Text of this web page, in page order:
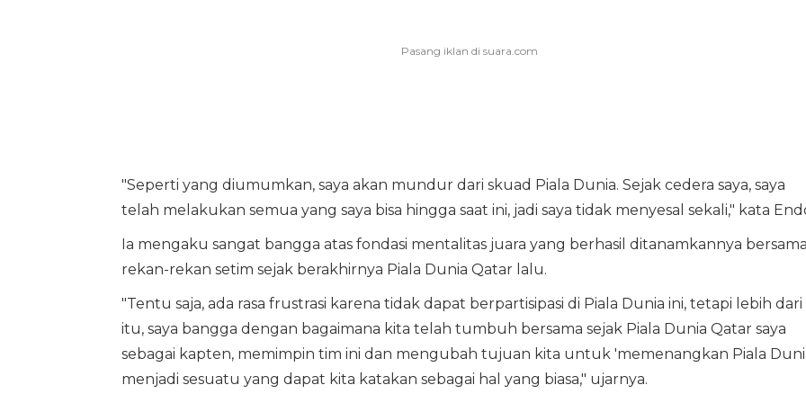
"Seperti yang diumumkan, saya akan mundur dari skuad Piala Dunia. Sejak cedera saya, saya
telah melakukan semua yang saya bisa hingga saat ini, jadi saya tidak menyesal sekali," kata
Ia mengaku sangat bangga atas fondasi mentalitas juara yang berhasil ditanamkannya bersama
rekan-rekan setim sejak berakhirnya Piala Dunia Qatar lalu.
"Tentu saja, ada rasa frustrasi karena tidak dapat berpartisipasi di Piala Dunia ini, tetapi lebih dari
itu, saya bangga dengan bagaimana kita telah tumbuh bersama sejak Piala Dunia Qatar saya
sebagai kapten, memimpin tim ini dan mengubah tujuan kita untuk 'memenangkan Piala
menjadi sesuatu yang dapat kita katakan sebagai hal yang biasa," ujarnya.